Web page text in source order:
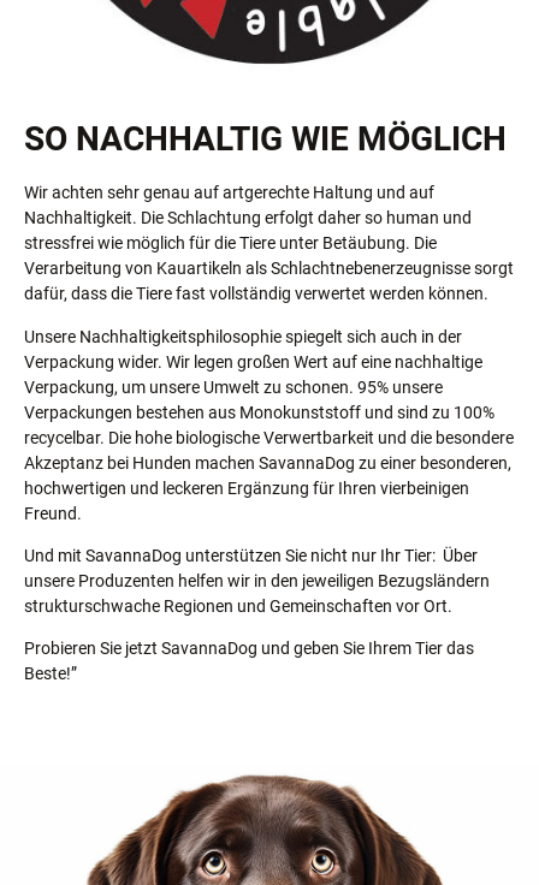
SO NACHHALTIG WIE MÖGLICH
Wir achten sehr genau auf artgerechte Haltung und auf
Nachhaltigkeit. Die Schlachtung erfolgt daher so human und
stressfrei wie möglich für die Tiere unter Betäubung. Die
Verarbeitung von Kauartikeln als Schlachtnebenerzeugnisse sorgt
dafür, dass die Tiere fast vollständig verwertet werden können.
Unsere Nachhaltigkeitsphilosophie spiegelt sich auch in der
Verpackung wider. Wir legen großen Wert auf eine nachhaltige
Verpackung, um unsere Umwelt zu schonen. 95% unsere
Verpackungen bestehen aus Monokunststoff und sind zu 100%
recycelbar. Die hohe biologische Verwertbarkeit und die besondere
Akzeptanz bei Hunden machen SavannaDog zu einer besonderen,
hochwertigen und leckeren Ergänzung für Ihren vierbeinigen
Freund.
Und mit SavannaDog unterstützen Sie nicht nur Ihr Tier: Über
unsere Produzenten helfen wir in den jeweiligen Bezugsländern
strukturschwache Regionen und Gemeinschaften vor Ort.
Probieren Sie jetzt SavannaDog und geben Sie Ihrem Tier das
Beste!”